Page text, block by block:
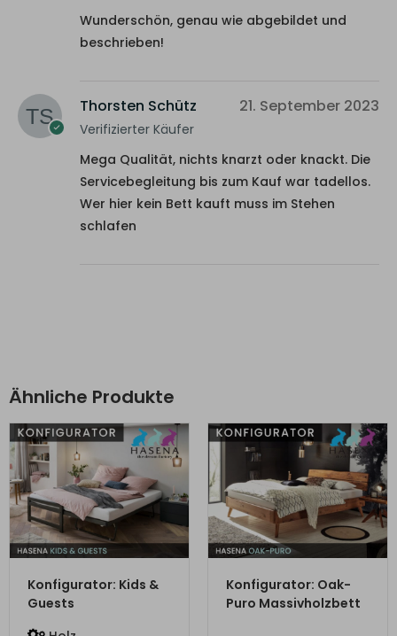
Wunderschön, genau wie abgebildet und
beschrieben!
Thorsten Schütz
Verifizierter Käufer
21. September 2023
Mega Qualität, nichts knarzt oder knackt. Die
Servicebegleitung bis zum Kauf war tadellos.
Wer hier kein Bett kauft muss im Stehen
schlafen
Ähnliche Produkte
ZUM PRODUKT
Konfigurator: Kids &
Guests
ZUM PRODUKT
Konfigurator: Oak-
Puro Massivholzbett